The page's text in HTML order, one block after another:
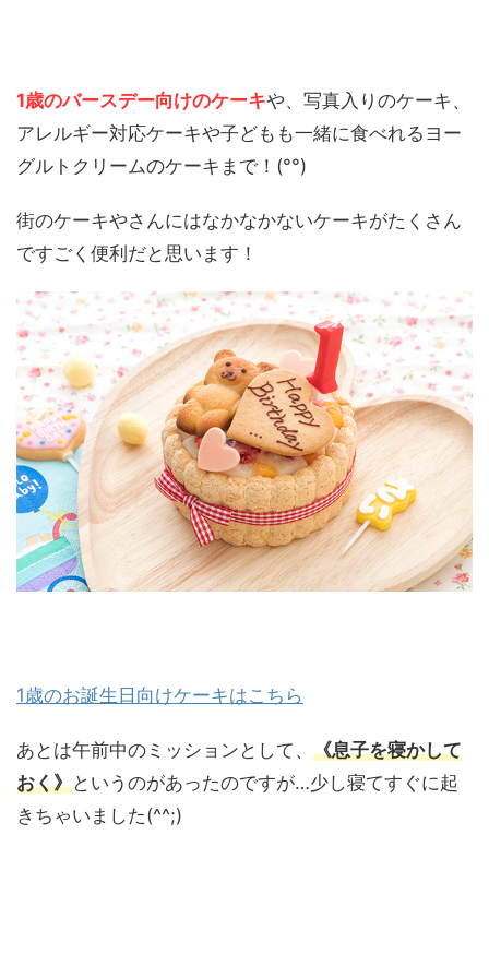
1歳のバースデー向けのケーキや、写真入りのケーキ、
アレルギー対応ケーキや子どもも一緒に食べれるヨー
グルトクリームのケーキまで！(°°)
街のケーキやさんにはなかなかないケーキがたくさん
ですごく便利だと思います！
1歳のお誕生日向けケーキはこちら
あとは午前中のミッションとして、 《息子を寝かして
おく》というのがあったのですが…少し寝てすぐに起
きちゃいました(^^;)